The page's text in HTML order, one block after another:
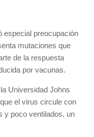
especial preocupación
mutaciones que
de la respuesta
por vacunas.
Universidad Johns
el virus circule con
y poco ventilados, un